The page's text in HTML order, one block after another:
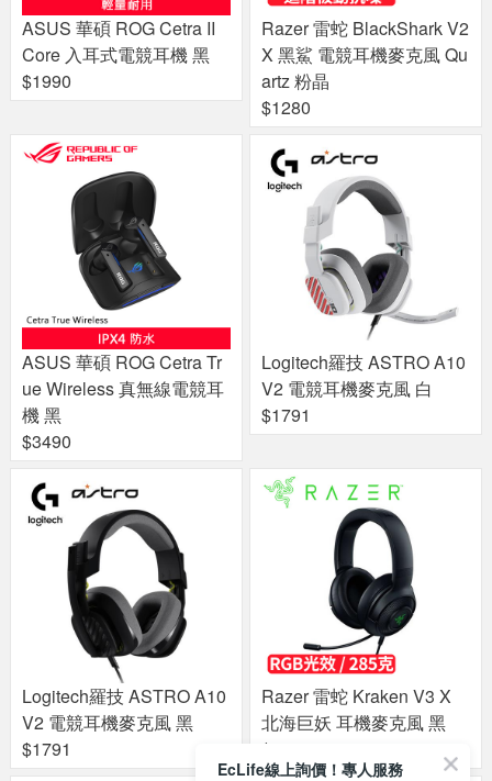
ASUS 華碩 ROG Cetra II
Core 入耳式電競耳機 黑
$1990
Razer 雷蛇 BlackShark V2
X 黑鯊 電競耳機麥克風 Qu
artz 粉晶
$1280
ASUS 華碩 ROG Cetra Tr
ue Wireless 真無線電競耳
機 黑
$3490
Logitech羅技 ASTRO A10
V2 電競耳機麥克風 白
$1791
Logitech羅技 ASTRO A10
V2 電競耳機麥克風 黑
$1791
Razer 雷蛇 Kraken V3 X
北海巨妖 耳機麥克風 黑
$1488
EcLife線上詢價！專人服務